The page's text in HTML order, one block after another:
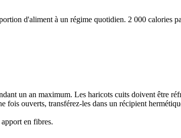
d'aliment à un régime quotidien. 2 000 calories
un an maximum. Les haricots cuits doivent être
ouverts, transférez-les dans un récipient
en fibres.